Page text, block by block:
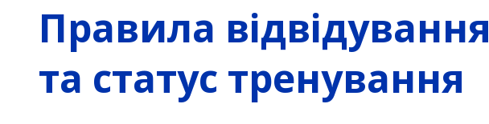
Правила відвідування
та статус тренування